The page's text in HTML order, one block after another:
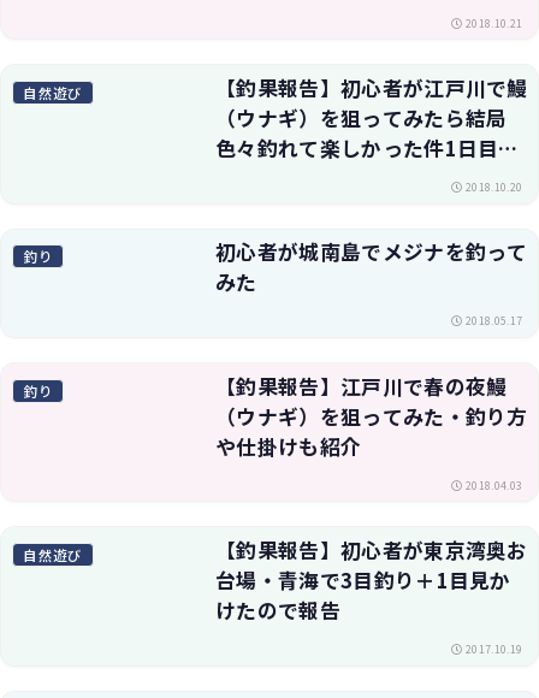
2018.10.21
自然遊び
【釣果報告】初心者が江戸川で鰻
（ウナギ）を狙ってみたら結局
色々釣れて楽しかった件1日目・
2018.10.20
釣り
初心者が城南島でメジナを釣って
みた
2018.05.17
釣り
【釣果報告】江戸川で春の夜鰻
（ウナギ）を狙ってみた・釣り方
や仕掛けも紹介
2018.04.03
自然遊び
【釣果報告】初心者が東京湾奥お
台場・青海で3目釣り＋1目見か
けたので報告
2017.10.19